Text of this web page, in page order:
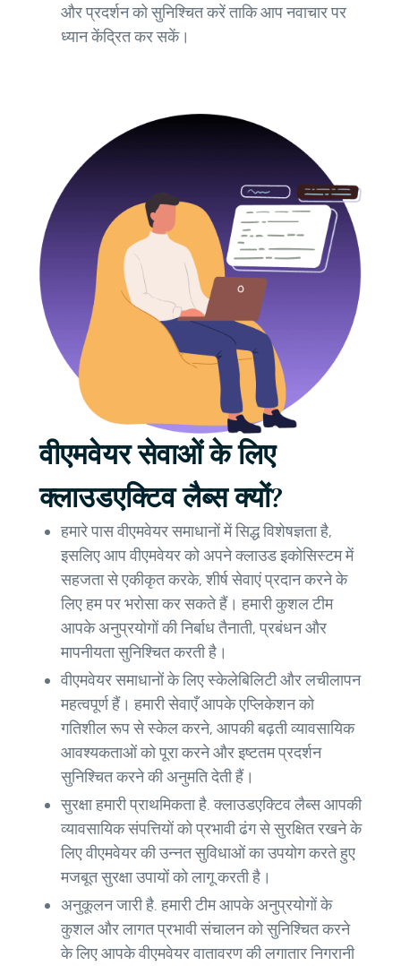
और प्रदर्शन को सुनिश्चित करें ताकि आप नवाचार पर
ध्यान केंद्रित कर सकें।
वीएमवेयर सेवाओं के लिए
क्लाउडएक्टिव लैब्स क्यों?
हमारे पास वीएमवेयर समाधानों में सिद्ध विशेषज्ञता है,
इसलिए आप वीएमवेयर को अपने क्लाउड इकोसिस्टम में
सहजता से एकीकृत करके, शीर्ष सेवाएं प्रदान करने के
लिए हम पर भरोसा कर सकते हैं। हमारी कुशल टीम
आपके अनुप्रयोगों की निर्बाध तैनाती, प्रबंधन और
मापनीयता सुनिश्चित करती है।
वीएमवेयर समाधानों के लिए स्केलेबिलिटी और लचीलापन
महत्वपूर्ण हैं। हमारी सेवाएँ आपके एप्लिकेशन को
गतिशील रूप से स्केल करने, आपकी बढ़ती व्यावसायिक
आवश्यकताओं को पूरा करने और इष्टतम प्रदर्शन
सुनिश्चित करने की अनुमति देती हैं।
सुरक्षा हमारी प्राथमिकता है. क्लाउडएक्टिव लैब्स आपकी
व्यावसायिक संपत्तियों को प्रभावी ढंग से सुरक्षित रखने के
लिए वीएमवेयर की उन्नत सुविधाओं का उपयोग करते हुए
मजबूत सुरक्षा उपायों को लागू करती है।
अनुकूलन जारी है. हमारी टीम आपके अनुप्रयोगों के
कुशल और लागत प्रभावी संचालन को सुनिश्चित करने
के लिए आपके वीएमवेयर वातावरण की लगातार निगरानी